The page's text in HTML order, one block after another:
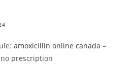
amoxicillin online canada –
prescription